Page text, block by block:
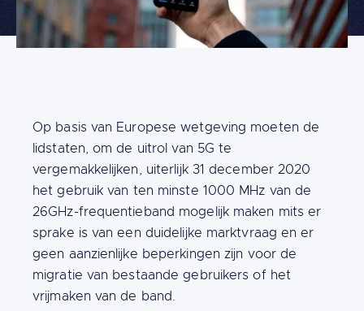
Introduction
Op basis van Europese wetgeving moeten de
lidstaten, om de uitrol van 5G te
vergemakkelijken, uiterlijk 31 december 2020
het gebruik van ten minste 1000 MHz van de
26GHz-frequentieband mogelijk maken mits er
sprake is van een duidelijke marktvraag en er
geen aanzienlijke beperkingen zijn voor de
migratie van bestaande gebruikers of het
vrijmaken van de band.